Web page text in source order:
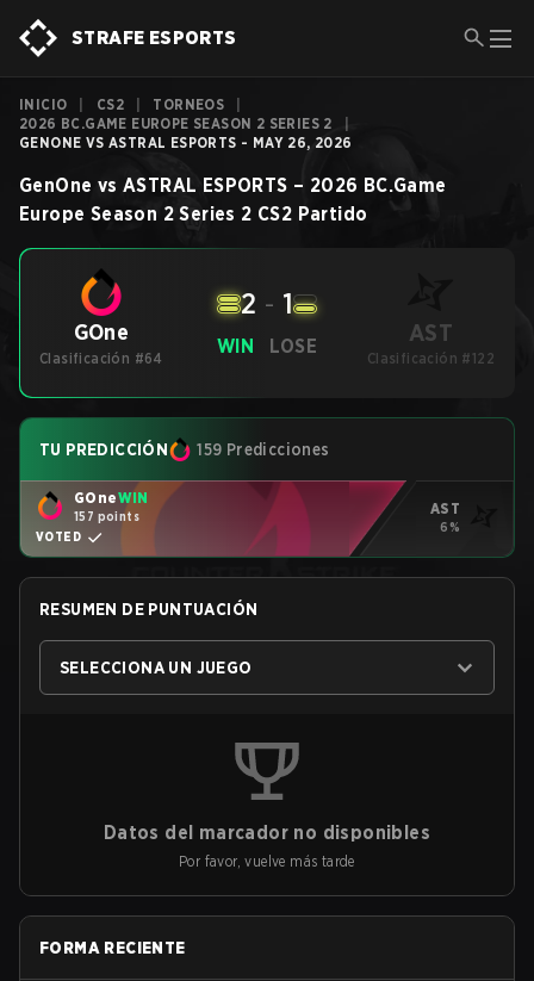
STRAFE ESPORTS
INICIO CS2 TORNEOS
2026 BC.GAME EUROPE SEASON 2 SERIES 2
GENONE VS ASTRAL ESPORTS - MAY 26, 2026
GenOne vs ASTRAL ESPORTS – 2026 BC.Game
Europe Season 2 Series 2 CS2 Partido
GOne
Clasificación #64
WIN
2 - 1
LOSE AST
Clasificación #122
TU PREDICCIÓN 159 Predicciones
GOneWIN
157 points
VOTED
AST
6%
RESUMEN DE PUNTUACIÓN
SELECCIONA UN JUEGO
Datos del marcador no disponibles
Por favor, vuelve más tarde
FORMA RECIENTE